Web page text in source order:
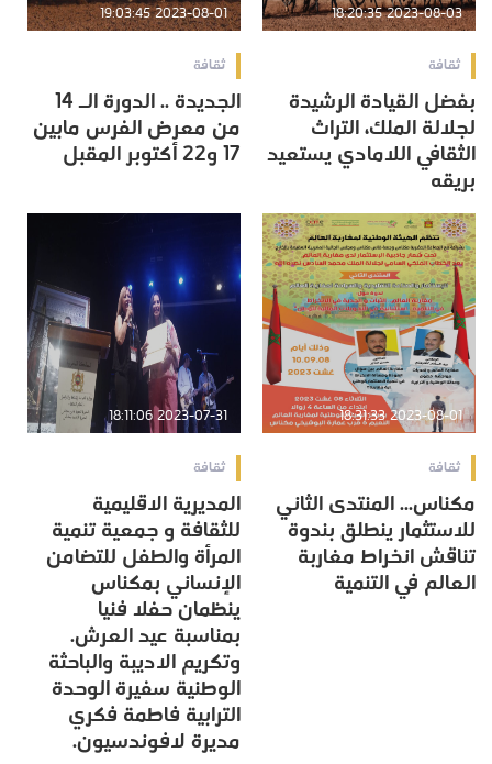
2023-08-03 18:20:35
ثقافة
بفضل القيادة الرشيدة
لجلالة الملك، التراث
الثقافي اللامادي يستعيد
بريقه
2023-08-01 19:03:45
ثقافة
الجديدة .. الدورة الـ 14
من معرض الفرس مابين
17 و22 أكتوبر المقبل
2023-08-01 18:31:33
ثقافة
مكناس... المنتدى الثاني
للاستثمار ينطلق بندوة
تناقش انخراط مغاربة
العالم في التنمية
2023-07-31 18:11:06
ثقافة
المديرية الاقليمية
للثقافة و جمعية تنمية
المرأة والطفل للتضامن
الإنساني بمكناس
ينظمان حفلا فنيا
بمناسبة عيد العرش.
وتكريم الاديبة والباحثة
الوطنية سفيرة الوحدة
الترابية فاطمة فكري
مديرة لافوندسيون.